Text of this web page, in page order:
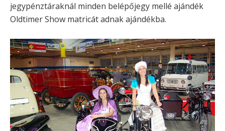
jegypénztáraknál minden belépőjegy mellé ajándék
Oldtimer Show matricát adnak ajándékba.